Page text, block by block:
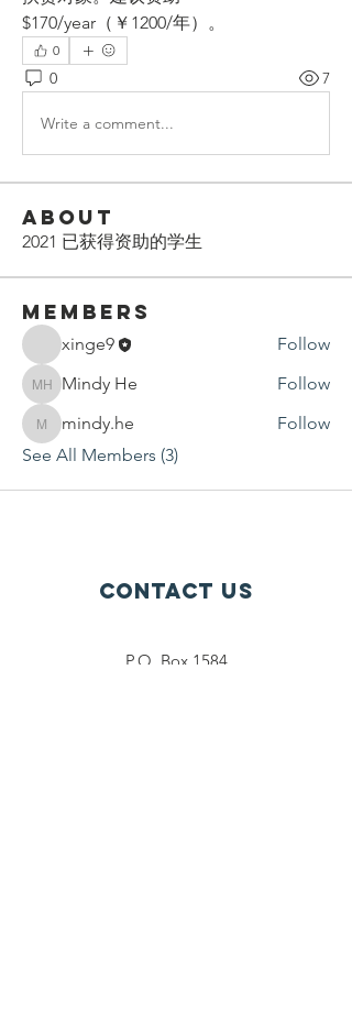
$170/year（￥1200/年）。
0
0 7
Write a comment...
About
2021 已获得资助的学生
Members
xinge9 Follow
Mindy He
Mindy He Follow
mindy.he
mindy.he
Follow
See All Members (3)
Contact Us
P.O. Box 1584